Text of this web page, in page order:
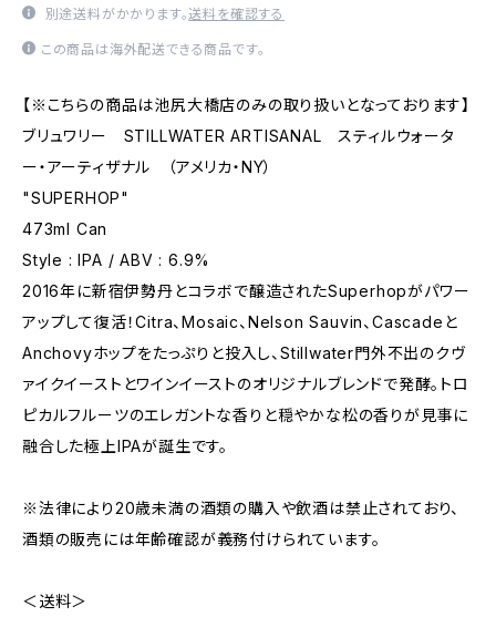
別途送料がかかります。送料を確認する
この商品は海外配送できる商品です。
【※こちらの商品は池尻大橋店のみの取り扱いとなっております】
ブリュワリー STILLWATER ARTISANAL スティルウォータ
ー・アーティザナル （アメリカ・NY）
"SUPERHOP"
473ml Can
Style : IPA / ABV : 6.9%
2016年に新宿伊勢丹とコラボで醸造されたSuperhopがパワー
アップして復活！Citra、Mosaic、Nelson Sauvin、Cascadeと
Anchovyホップをたっぷりと投入し、Stillwater門外不出のクヴ
ァイクイーストとワインイーストのオリジナルブレンドで発酵。トロ
ピカルフルーツのエレガントな香りと穏やかな松の香りが見事に
融合した極上IPAが誕生です。
※法律により20歳未満の酒類の購入や飲酒は禁止されており、
酒類の販売には年齢確認が義務付けられています。
＜送料＞